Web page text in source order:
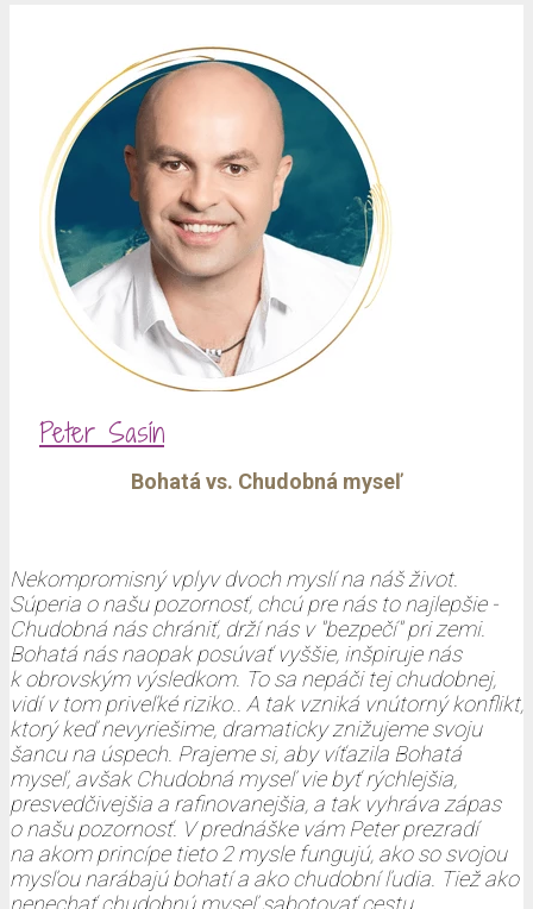
Peter Sasín
Bohatá vs. Chudobná myseľ
Nekompromisný vplyv dvoch myslí na náš život.
Súperia o našu pozornosť, chcú pre nás to najlepšie -
Chudobná nás chrániť, drží nás v "bezpečí" pri zemi.
Bohatá nás naopak posúvať vyššie, inšpiruje nás
k obrovským výsledkom. To sa nepáči tej chudobnej,
vidí v tom priveľké riziko.. A tak vzniká vnútorný konflikt,
ktorý keď nevyriešime, dramaticky znižujeme svoju
šancu na úspech. Prajeme si, aby víťazila Bohatá
myseľ, avšak Chudobná myseľ vie byť rýchlejšia,
presvedčivejšia a rafinovanejšia, a tak vyhráva zápas
o našu pozornosť. V prednáške vám Peter prezradí
na akom princípe tieto 2 mysle fungujú, ako so svojou
mysľou narábajú bohatí a ako chudobní ľudia. Tiež ako
nenechať chudobnú myseľ sabotovať cestu